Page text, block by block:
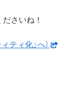
さいね！
ティ化」へ）